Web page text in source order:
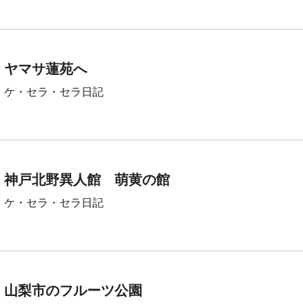
ヤマサ蓮苑へ
ケ・セラ・セラ日記
神戸北野異人館 萌黄の館
ケ・セラ・セラ日記
山梨市のフルーツ公園